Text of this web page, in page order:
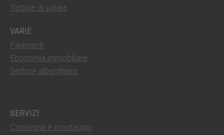
Tettoie di solare
VARIE
Pavimenti
Economia immobiliare
Settore alberghiero
SERVIZI
Consegna e montaggio